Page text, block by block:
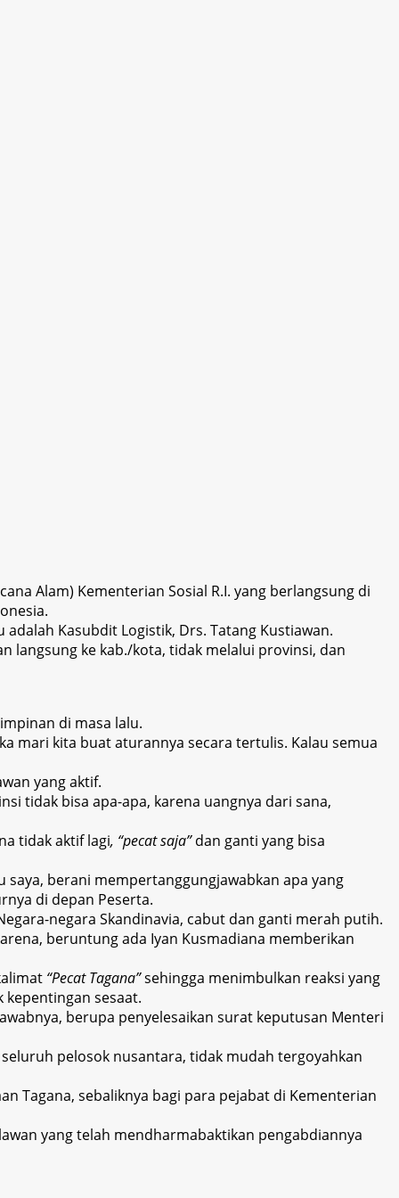
Alam) Kementerian Sosial R.I. yang berlangsung di
Kasubdit Logistik, Drs. Tatang Kustiawan.
langsung ke kab./kota, tidak melalui provinsi, dan
di masa lalu.
mari kita buat aturannya secara tertulis. Kalau semua
yang aktif.
tidak bisa apa-apa, karena uangnya dari sana,
tidak aktif lagi, “pecat saja”dan ganti yang bisa
berani mempertanggungjawabkan apa yang
di depan Peserta.
negara Skandinavia, cabut dan ganti merah putih.
beruntung ada Iyan Kusmadiana memberikan
“Pecat Tagana”sehingga menimbulkan reaksi yang
sesaat.
berupa penyelesaikan surat keputusan Menteri
pelosok nusantara, tidak mudah tergoyahkan
Tagana, sebaliknya bagi para pejabat di Kementerian
yang telah mendharmabaktikan pengabdiannya